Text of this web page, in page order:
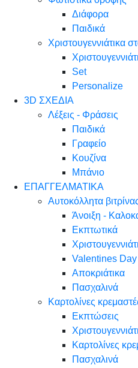
Διάφορα
Παιδικά
Χριστουγεννιάτικα
Set
Personalize
3D ΣΧΕΔΙΑ
Λέξεις - Φράσεις
Παιδικά
Γραφείο
Κουζίνα
Μπάνιο
ΕΠΑΓΓΕΛΜΑΤΙΚΑ
Αυτοκόλλητα
Άνοιξη -
Εκπτωτικά
Valentines Day
Αποκριάτικα
Πασχαλινά
Καρτολίνες
Εκπτώσεις
Καρτολίνες
Πασχαλινά